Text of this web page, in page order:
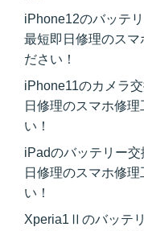
iPhone12のバッテ
最短即日修理のスマ
ださい！
iPhone11のカメラ
日修理のスマホ修
い！
iPadのバッテリー
日修理のスマホ修
い！
Xperia1Ⅱのバッテ